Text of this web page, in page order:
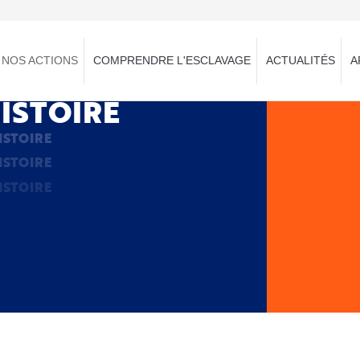
NOS ACTIONS COMPRENDRE L'ESCLAVAGE ACTUALITÉS